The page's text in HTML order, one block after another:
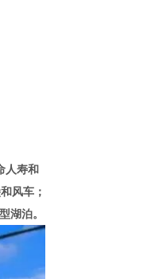
人寿和
风车；
湖泊。